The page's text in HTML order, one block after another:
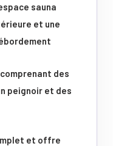
sauna
et une
des
peignoir et des
et offre